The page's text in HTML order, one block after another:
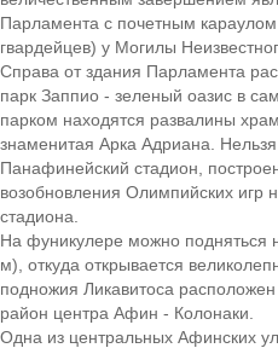
Парламента с почетным
гвардейцев) у Могилы
Справа от здания Парламента
парк Заппио - зеленый оазис в
парком находятся развалины
знаменитая Арка Адриана. Нельзя
Панафинейский стадион,
возобновления Олимпийских игр
стадиона.
На фуникулере можно подняться
м), откуда открывается
подножия Ликавитоса
район центра Афин - Колонаки.
Одна из центральных Афинских